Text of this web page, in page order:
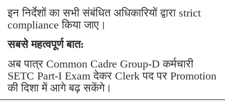
इन निर्देशों का सभी संबंधित अधिकारियों द्वारा strict
compliance किया जाए।
सबसे महत्वपूर्ण बात:
अब पात्र Common Cadre Group-D कर्मचारी
SETC Part-I Exam देकर Clerk पद पर Promotion
की दिशा में आगे बढ़ सकेंगे।